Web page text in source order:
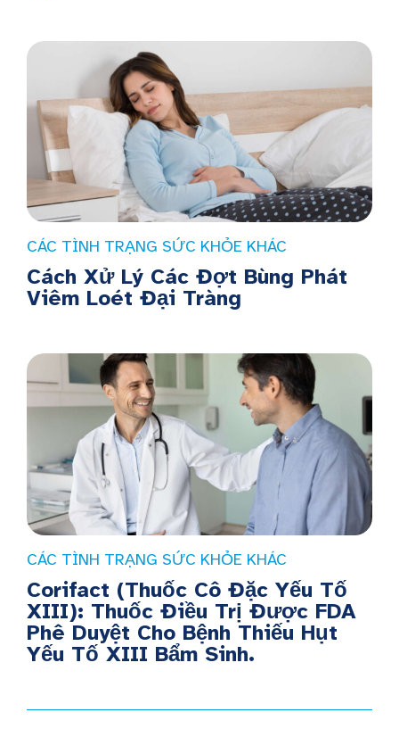
CÁC TÌNH TRẠNG SỨC KHỎE KHÁC
Cách Xử Lý Các Đợt Bùng Phát
Viêm Loét Đại Tràng
CÁC TÌNH TRẠNG SỨC KHỎE KHÁC
Corifact (Thuốc Cô Đặc Yếu Tố
XIII): Thuốc Điều Trị Được FDA
Phê Duyệt Cho Bệnh Thiếu Hụt
Yếu Tố XIII Bẩm Sinh.